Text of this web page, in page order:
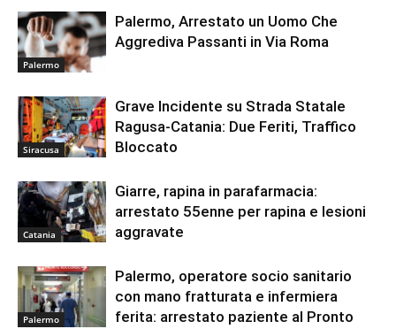
Palermo
Palermo, Arrestato un Uomo Che
Aggrediva Passanti in Via Roma
Siracusa
Grave Incidente su Strada Statale
Ragusa-Catania: Due Feriti, Traffico
Bloccato
Catania
Giarre, rapina in parafarmacia:
arrestato 55enne per rapina e lesioni
aggravate
Palermo
Palermo, operatore socio sanitario
con mano fratturata e infermiera
ferita: arrestato paziente al Pronto